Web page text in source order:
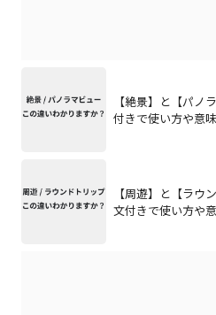
【絶景】と【パノ
付きで使い方や意
【周遊】と【ラウ
文付きで使い方や